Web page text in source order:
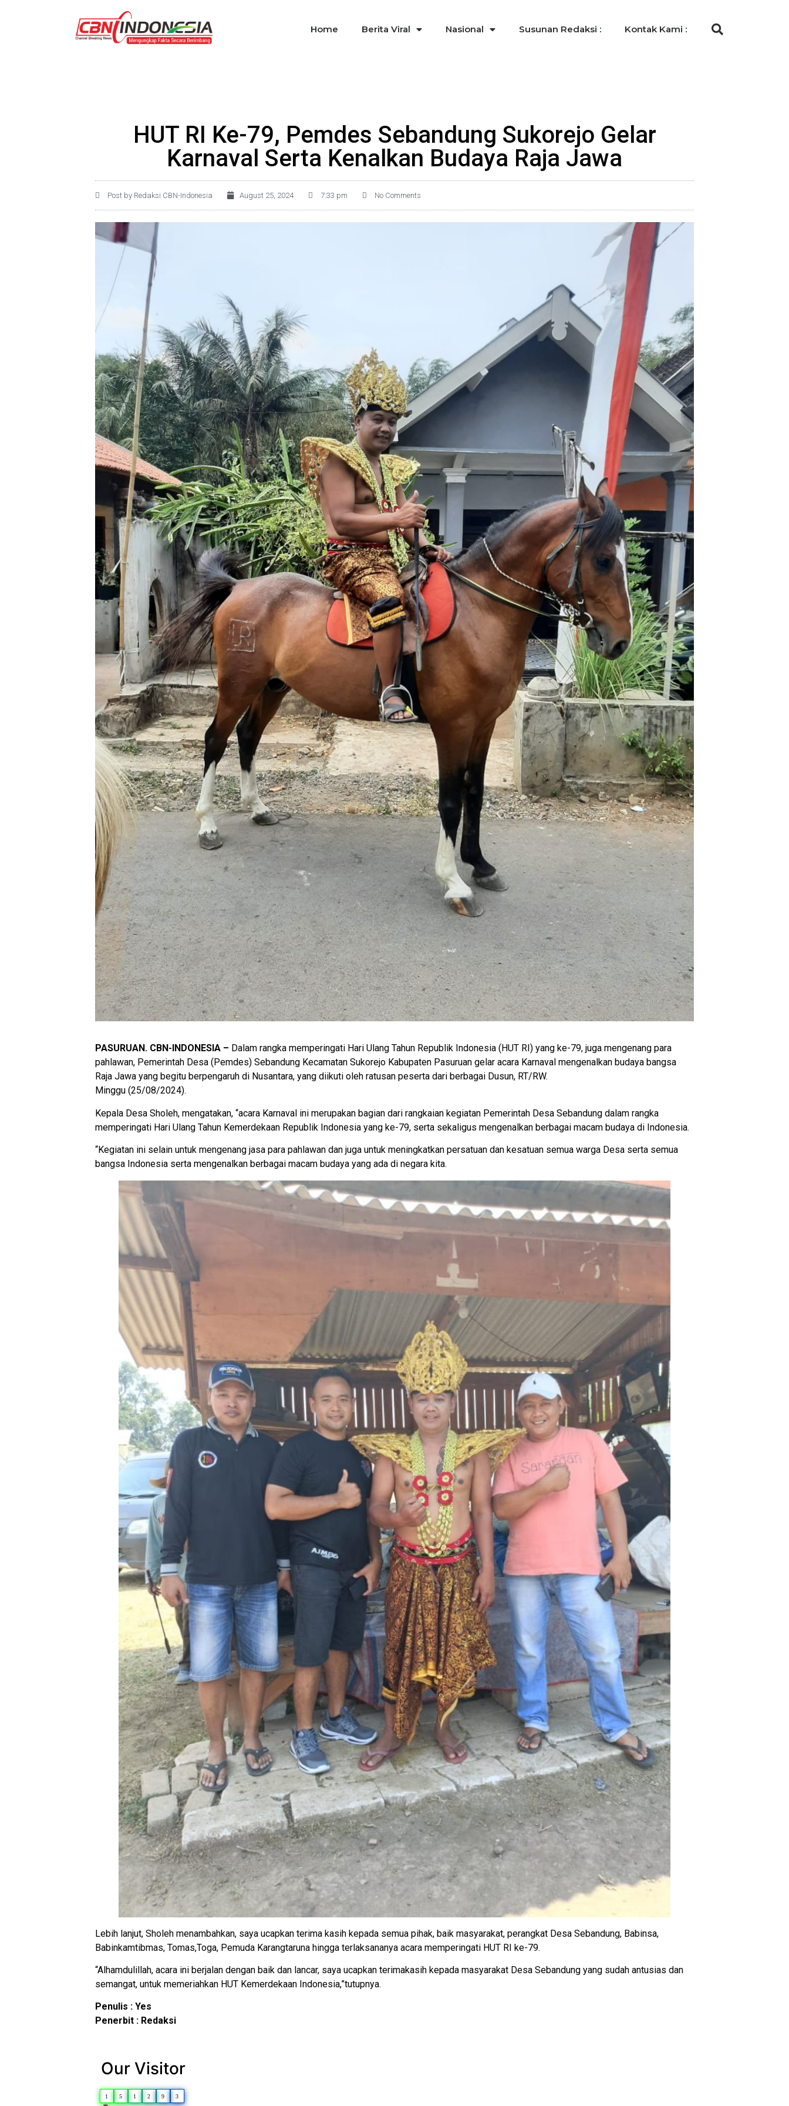
Home Berita Viral Nasional Susunan Redaksi : Kontak Kami :
HUT RI Ke-79, Pemdes Sebandung Sukorejo Gelar
Karnaval Serta Kenalkan Budaya Raja Jawa
Post by Redaksi CBN-Indonesia August 25, 2024 7:33 pm No Comments
PASURUAN. CBN-INDONESIA – Dalam rangka memperingati Hari Ulang Tahun Republik Indonesia (HUT RI) yang ke-79, juga mengenang para
pahlawan, Pemerintah Desa (Pemdes) Sebandung Kecamatan Sukorejo Kabupaten Pasuruan gelar acara Karnaval mengenalkan budaya bangsa
Raja Jawa yang begitu berpengaruh di Nusantara, yang diikuti oleh ratusan peserta dari berbagai Dusun, RT/RW.
Minggu (25/08/2024).
Kepala Desa Sholeh, mengatakan, “acara Karnaval ini merupakan bagian dari rangkaian kegiatan Pemerintah Desa Sebandung dalam rangka
memperingati Hari Ulang Tahun Kemerdekaan Republik Indonesia yang ke-79, serta sekaligus mengenalkan berbagai macam budaya di Indonesia.
“Kegiatan ini selain untuk mengenang jasa para pahlawan dan juga untuk meningkatkan persatuan dan kesatuan semua warga Desa serta semua
bangsa Indonesia serta mengenalkan berbagai macam budaya yang ada di negara kita.
Lebih lanjut, Sholeh menambahkan, saya ucapkan terima kasih kepada semua pihak, baik masyarakat, perangkat Desa Sebandung, Babinsa,
Babinkamtibmas, Tomas,Toga, Pemuda Karangtaruna hingga terlaksananya acara memperingati HUT RI ke-79.
“Alhamdulillah, acara ini berjalan dengan baik dan lancar, saya ucapkan terimakasih kepada masyarakat Desa Sebandung yang sudah antusias dan
semangat, untuk memeriahkan HUT Kemerdekaan Indonesia,”tutupnya.
Penulis : Yes
Penerbit : Redaksi
Our Visitor
1 5 1 2 9 3